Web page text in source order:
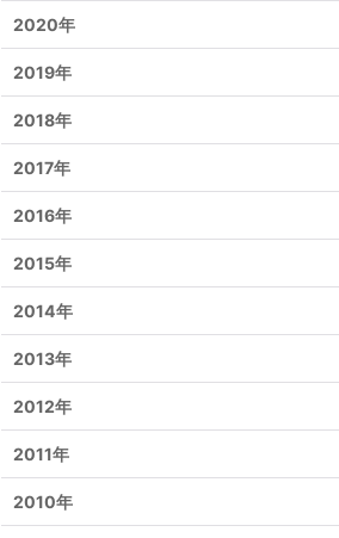
2020年
2019年
2018年
2017年
2016年
2015年
2014年
2013年
2012年
2011年
2010年